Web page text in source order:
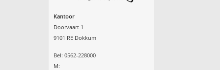
Kantoor
Doorvaart 1
9101 RE Dokkum
Bel: 0562-228000
M: